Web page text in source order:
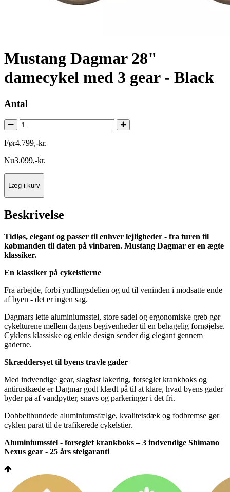
Mustang Dagmar 28"
damecykel med 3 gear - Black
Antal
Før4.799,-kr.
Nu3.099,-kr.
Læg i kurv
Beskrivelse
Tidløs, elegant og passer til enhver lejligheder - fra turen til
købmanden til daten på vinbaren. Mustang Dagmar er en ægte
klassiker.
En klassiker på cykelstierne
Fra arbejde, forbi yndlingsdelien og ud til veninden i modsatte ende
af byen - det er ingen sag.
Dagmars lette aluminiumsstel, store sadel og ergonomiske greb gør
cykelturene mellem dagens begivenheder til en behagelig fornøjelse.
Cyklens klassiske og enkle design sender dig elegant gennem
gaderne.
Skræddersyet til byens travle gader
Med indvendige gear, slagfast lakering, forseglet krankboks og
antirustkæde er Dagmar godt klædt på til at klare, hvad byens gader
byder på af vandpytter, snavs og parkeringer i det fri.
Dobbeltbundede aluminiumsfælge, kvalitetsdæk og fodbremse gør
cyklen parat til de trafikerede cykelstier.
Aluminiumsstel - forseglet krankboks – 3 indvendige Shimano
Nexus gear - 25 års stelgaranti